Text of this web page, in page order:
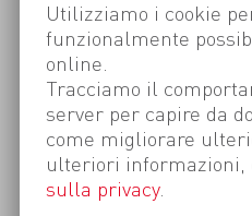
Utilizziamo i cookie
funzionalmente
online.
Tracciamo il
server per capire da
come migliorare
ulteriori informazioni,
sulla privacy.